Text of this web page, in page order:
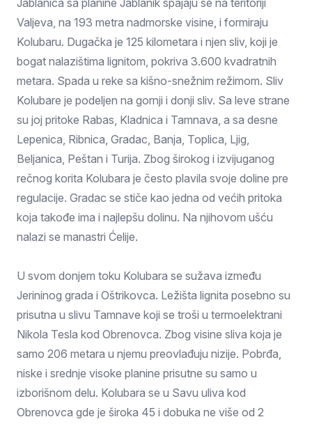
Jablanica sa planine Jablanik spajaju se na teritoriji
Valjeva, na 193 metra nadmorske visine, i formiraju
Kolubaru. Dugačka je 125 kilometara i njen sliv, koji je
bogat nalazištima lignitom, pokriva 3.600 kvadratnih
metara. Spada u reke sa kišno-snežnim režimom. Sliv
Kolubare je podeljen na gornji i donji sliv. Sa leve strane
su joj pritoke Rabas, Kladnica i Tamnava, a sa desne
Lepenica, Ribnica, Gradac, Banja, Toplica, Ljig,
Beljanica, Peštan i Turija. Zbog širokog i izvijuganog
rečnog korita Kolubara je često plavila svoje doline pre
regulacije. Gradac se stiče kao jedna od većih pritoka
koja takođe ima i najlepšu dolinu. Na njihovom ušću
nalazi se manastri Ćelije.
U svom donjem toku Kolubara se sužava između
Jerininog grada i Oštrikovca. Ležišta lignita posebno su
prisutna u slivu Tamnave koji se troši u termoelektrani
Nikola Tesla kod Obrenovca. Zbog visine sliva koja je
samo 206 metara u njemu preovlađuju nizije. Pobrđa,
niske i srednje visoke planine prisutne su samo u
izborišnom delu. Kolubara se u Savu uliva kod
Obrenovca gde je široka 45 i dobuka ne više od 2